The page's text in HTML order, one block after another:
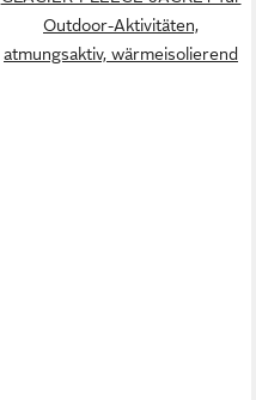
Outdoor-Aktivitäten,
atmungsaktiv, wärmeisolierend